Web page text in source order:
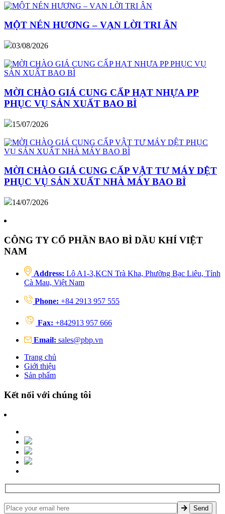
MỘT NÉN HƯƠNG – VẠN LỜI TRI ÂN
03/08/2026
MỜI CHÀO GIÁ CUNG CẤP HẠT NHỰA PP
PHỤC VỤ SẢN XUẤT BAO BÌ
15/07/2026
MỜI CHÀO GIÁ CUNG CẤP VẬT TƯ MÁY DỆT
PHỤC VỤ SẢN XUẤT NHÀ MÁY BAO BÌ
14/07/2026
CÔNG TY CỔ PHẦN BAO BÌ DẦU KHÍ VIỆT
NAM
Address: Lô A1-3,KCN Trà Kha, Phường Bạc Liêu, Tỉnh
Cà Mau, Việt Nam
Phone: +84 2913 957 555
Fax: +842913 957 666
Email: sales@pbp.vn
Trang chủ
Giới thiệu
Sản phẩm
Kết nối với chúng tôi